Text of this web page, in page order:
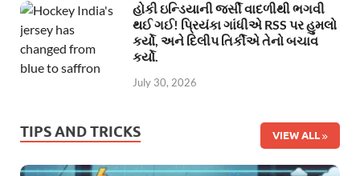
હોકી ઇન્ડિયાની જર્સી વાદળીથી ભગવી
થઈ ગઈ! પ્રિયંકા ગાંધીએ RSS પર હુમલો
કર્યો, અને દિલીપ તિર્કીએ તેનો બચાવ
કર્યો.
July 30, 2026
TIPS AND TRICKS VIEW ALL